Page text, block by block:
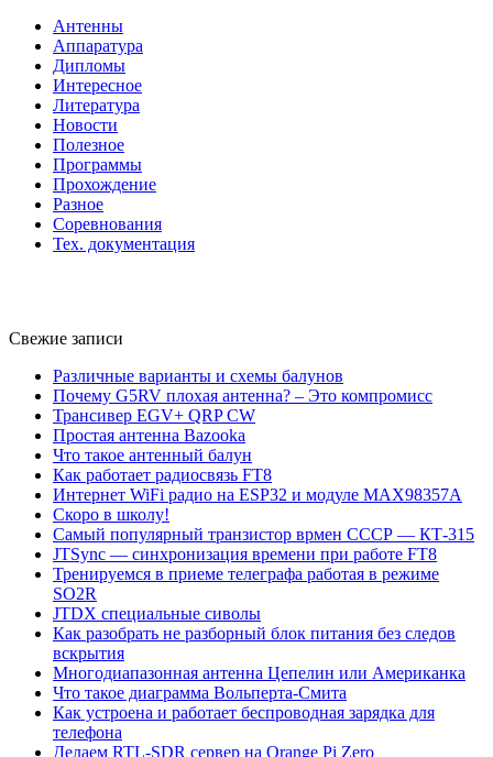
Антенны
Аппаратура
Дипломы
Интересное
Литература
Новости
Полезное
Программы
Прохождение
Разное
Соревнования
Тех. документация
Свежие записи
Различные варианты и схемы балунов
Почему G5RV плохая антенна? – Это компромисс
Трансивер EGV+ QRP CW
Простая антенна Bazooka
Что такое антенный балун
Как работает радиосвязь FT8
Интернет WiFi радио на ESP32 и модуле MAX98357A
Скоро в школу!
Самый популярный транзистор врмен СССР — КТ-315
JTSync — синхронизация времени при работе FT8
Тренируемся в приеме телеграфа работая в режиме
SO2R
JTDX специальные сиволы
Как разобрать не разборный блок питания без следов
вскрытия
Многодиапазонная антенна Цепелин или Американка
Что такое диаграмма Вольперта-Смита
Как устроена и работает беспроводная зарядка для
телефона
Делаем RTL-SDR сервер на Orange Pi Zero